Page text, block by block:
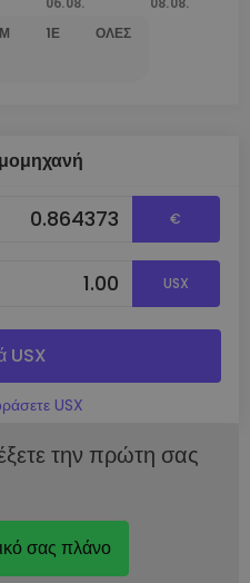
1Έ ΌΛΕΣ
€
USX
USX
USX
την πρώτη σας
σας πλάνο